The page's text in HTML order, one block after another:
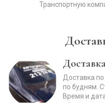
Транспортную
Доставка
по будням.
Время и